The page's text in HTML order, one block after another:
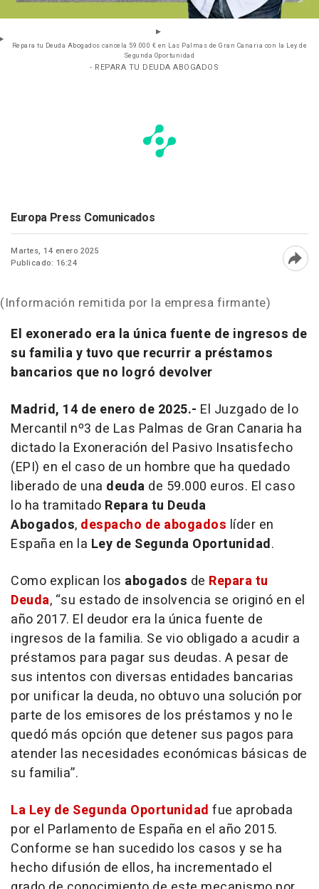
Repara tu Deuda Abogados cancela 59.000 € en Las Palmas de Gran Canaria con la Ley de
Segunda Oportunidad
- REPARA TU DEUDA ABOGADOS
Europa Press Comunicados
Martes, 14 enero 2025
Publicado: 16:24
(Información remitida por la empresa firmante)
El exonerado era la única fuente de ingresos de
su familia y tuvo que recurrir a préstamos
bancarios que no logró devolver
Madrid, 14 de enero de 2025.- El Juzgado de lo
Mercantil nº3 de Las Palmas de Gran Canaria ha
dictado la Exoneración del Pasivo Insatisfecho
(EPI) en el caso de un hombre que ha quedado
liberado de una deuda de 59.000 euros. El caso
lo ha tramitado Repara tu Deuda
Abogados, despacho de abogados líder en
España en la Ley de Segunda Oportunidad.
Como explican los abogados de Repara tu
Deuda, “su estado de insolvencia se originó en el
año 2017. El deudor era la única fuente de
ingresos de la familia. Se vio obligado a acudir a
préstamos para pagar sus deudas. A pesar de
sus intentos con diversas entidades bancarias
por unificar la deuda, no obtuvo una solución por
parte de los emisores de los préstamos y no le
quedó más opción que detener sus pagos para
atender las necesidades económicas básicas de
su familia”.
La Ley de Segunda Oportunidad fue aprobada
por el Parlamento de España en el año 2015.
Conforme se han sucedido los casos y se ha
hecho difusión de ellos, ha incrementado el